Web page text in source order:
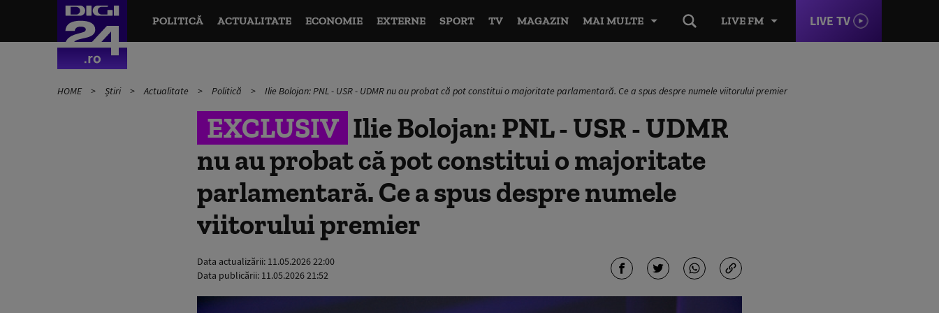
LIVE FM LIVE TV
POLITICĂ ACTUALITATE ECONOMIE EXTERNE SPORT TV MAGAZIN MAI MULTE
HOME Știri Actualitate Politică Ilie Bolojan: PNL - USR - UDMR nu au probat că pot constitui o majoritate parlamentară. Ce a spus despre numele viitorului premier
EXCLUSIV Ilie Bolojan: PNL - USR - UDMR
nu au probat că pot constitui o majoritate
parlamentară. Ce a spus despre numele
viitorului premier
Data actualizării: 11.05.2026 22:00
Data publicării: 11.05.2026 21:52